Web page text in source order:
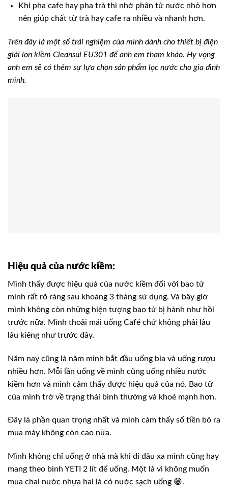
Khi pha cafe hay pha trà thì nhờ phân tử nước nhỏ hơn
nên giúp chất từ trà hay cafe ra nhiều và nhanh hơn.
Trên đây là một số trải nghiệm của mình dành cho thiết bị điện
giải ion kiềm Cleansui EU301 để anh em tham khảo. Hy vọng
anh em sẽ có thêm sự lựa chọn sản phẩm lọc nước cho gia đình
mình.
Hiệu quả của nước kiềm:
Mình thấy được hiệu quả của nước kiềm đối với bao tử
mình rất rõ ràng sau khoảng 3 tháng sử dụng. Và bây giờ
mình không còn những hiện tượng bao tử bị hành như hồi
trước nữa. Mình thoải mái uống Café chứ không phải lâu
lâu kiêng như trước đây.
Năm nay cũng là năm mình bắt đầu uống bia và uống rượu
nhiều hơn. Mỗi lần uống về mình cũng uống nhiều nước
kiềm hơn và mình cảm thấy được hiệu quả của nó. Bao tử
của mình trở về trạng thái bình thường và khoẻ mạnh hơn.
Đây là phần quan trọng nhất và mình cảm thấy số tiền bỏ ra
mua máy không còn cao nữa.
Mình không chỉ uống ở nhà mà khi đi đâu xa mình cũng hay
mang theo bình YETI 2 lít để uống. Một là vì không muốn
mua chai nước nhựa hai là có nước sạch uống 😁.